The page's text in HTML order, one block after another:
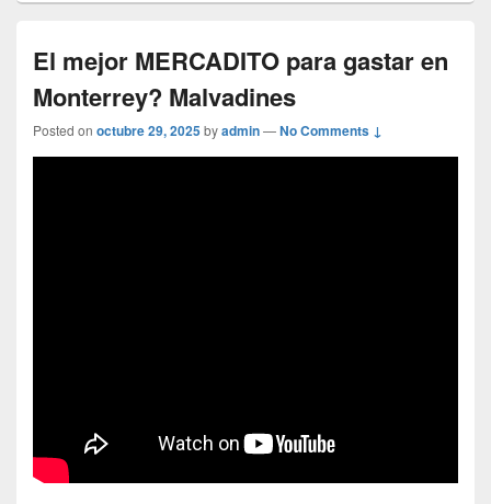
El mejor MERCADITO para gastar en
Monterrey? Malvadines
Posted on octubre 29, 2025byadmin—No Comments ↓